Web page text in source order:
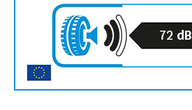
72 dB